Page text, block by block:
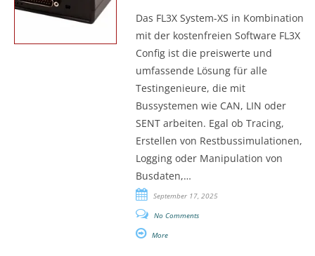
Das FL3X System-XS in Kombination
mit der kostenfreien Software FL3X
Config ist die preiswerte und
umfassende Lösung für alle
Testingenieure, die mit
Bussystemen wie CAN, LIN oder
SENT arbeiten. Egal ob Tracing,
Erstellen von Restbussimulationen,
Logging oder Manipulation von
Busdaten,…
September 17, 2025
No Comments
More